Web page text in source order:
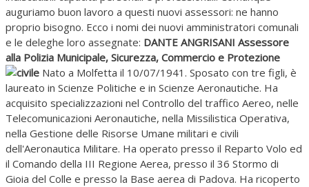
auguriamo buon lavoro a questi nuovi assessori: ne hanno
proprio bisogno. Ecco i nomi dei nuovi amministratori comunali
e le deleghe loro assegnate: DANTE ANGRISANI Assessore
alla Polizia Municipale, Sicurezza, Commercio e Protezione
civile Nato a Molfetta il 10/07/1941. Sposato con tre figli, è
laureato in Scienze Politiche e in Scienze Aeronautiche. Ha
acquisito specializzazioni nel Controllo del traffico Aereo, nelle
Telecomunicazioni Aeronautiche, nella Missilistica Operativa,
nella Gestione delle Risorse Umane militari e civili
dell'Aeronautica Militare. Ha operato presso il Reparto Volo ed
il Comando della III Regione Aerea, presso il 36 Stormo di
Gioia del Colle e presso la Base aerea di Padova. Ha ricoperto